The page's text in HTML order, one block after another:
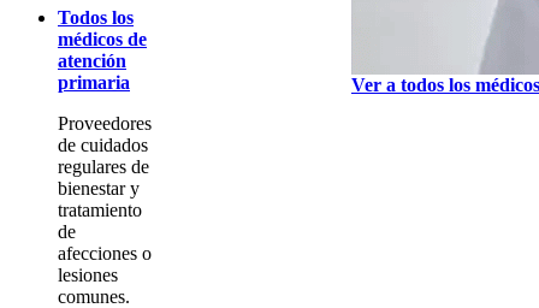
Todos los
médicos de
atención
primaria
Proveedores
de cuidados
regulares de
bienestar y
tratamiento
de
afecciones o
lesiones
comunes.
Ver a todos los médicos